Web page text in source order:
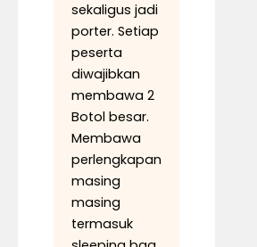
sekaligus jadi
porter. Setiap
peserta
diwajibkan
membawa 2
Botol besar.
Membawa
perlengkapan
masing
masing
termasuk